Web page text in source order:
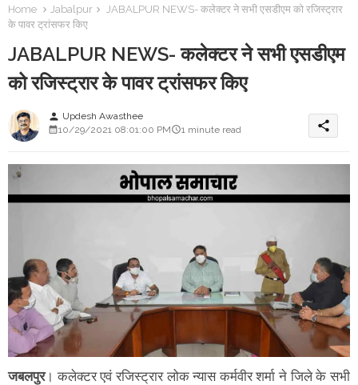
Home Jabalpur
JABALPUR NEWS- कलेक्टर ने सभी एसडीएम को रजिस्ट्रार
के पावर ट्रांसफर किए
JABALPUR NEWS- कलेक्टर ने सभी एसडीएम
को रजिस्ट्रार के पावर ट्रांसफर किए
person Updesh Awasthee
10/29/2021 08:01:00 PM
1 minute read share
जबलपुर। कलेक्टर एवं रजिस्ट्रार लोक न्यास कर्मवीर शर्मा ने जिले के सभी